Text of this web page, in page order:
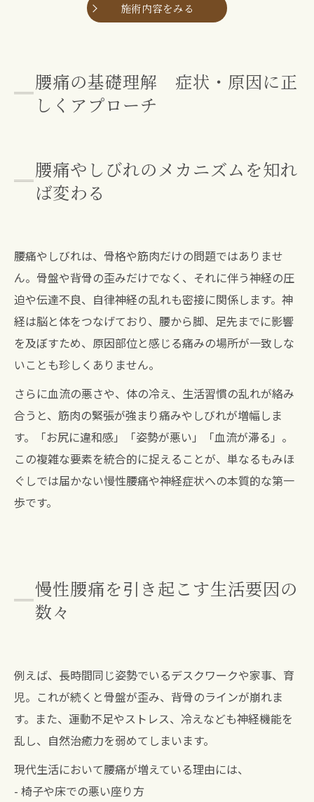
施術内容をみる
腰痛の基礎理解 症状・原因に正
しくアプローチ
腰痛やしびれのメカニズムを知れ
ば変わる
腰痛やしびれは、骨格や筋肉だけの問題ではありませ
ん。骨盤や背骨の歪みだけでなく、それに伴う神経の圧
迫や伝達不良、自律神経の乱れも密接に関係します。神
経は脳と体をつなげており、腰から脚、足先までに影響
を及ぼすため、原因部位と感じる痛みの場所が一致しな
いことも珍しくありません。
さらに血流の悪さや、体の冷え、生活習慣の乱れが絡み
合うと、筋肉の緊張が強まり痛みやしびれが増幅しま
す。「お尻に違和感」「姿勢が悪い」「血流が滞る」。
この複雑な要素を統合的に捉えることが、単なるもみほ
ぐしでは届かない慢性腰痛や神経症状への本質的な第一
歩です。
慢性腰痛を引き起こす生活要因の
数々
例えば、長時間同じ姿勢でいるデスクワークや家事、育
児。これが続くと骨盤が歪み、背骨のラインが崩れま
す。また、運動不足やストレス、冷えなども神経機能を
乱し、自然治癒力を弱めてしまいます。
現代生活において腰痛が増えている理由には、
- 椅子や床での悪い座り方